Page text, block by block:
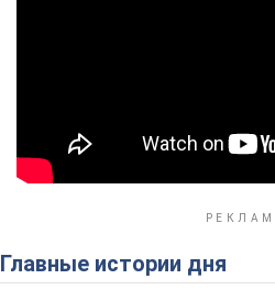
Главные истории дня